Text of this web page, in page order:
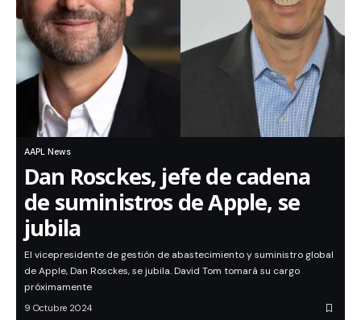
AAPL News
Dan Rosckes, jefe de cadena
de suministros de Apple, se
jubila
El vicepresidente de gestión de abastecimiento y suministro global
de Apple, Dan Rosckes, se jubila. David Tom tomará su cargo
próximamente
9 Octubre 2024